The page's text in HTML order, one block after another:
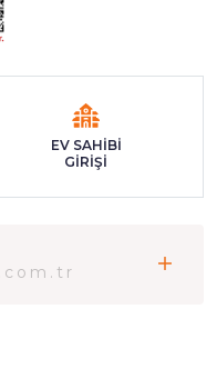
EV SAHİBİ
GİRİŞİ